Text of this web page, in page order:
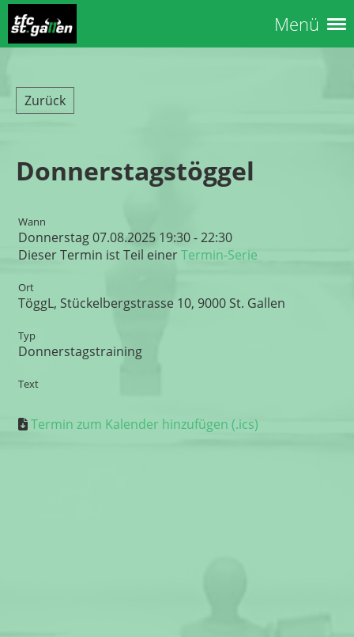
Menü
Zurück
Donnerstagstöggel
Wann
Donnerstag 07.08.2025 19:30 - 22:30
Dieser Termin ist Teil einerTermin-Serie
Ort
TöggL, Stückelbergstrasse 10, 9000 St. Gallen
Typ
Donnerstagstraining
Text
Termin zum Kalender hinzufügen (.ics)